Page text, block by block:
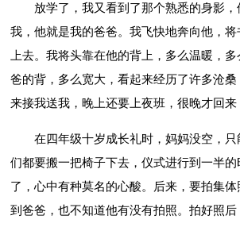
放学了，我又看到了那个熟悉的身影，
我，他就是我的爸爸。我飞快地奔向他，
上去。我将头靠在他的背上，多么温暖，
爸的背，多么宽大，看起来经历了许多沧
来接我送我，晚上还要上夜班，很晚才回来
在四年级十岁成长礼时，妈妈没空，只
们都要搬一把椅子下去，仪式进行到一半
了，心中有种莫名的心酸。后来，要拍集
到爸爸，也不知道他有没有拍照。拍好照后